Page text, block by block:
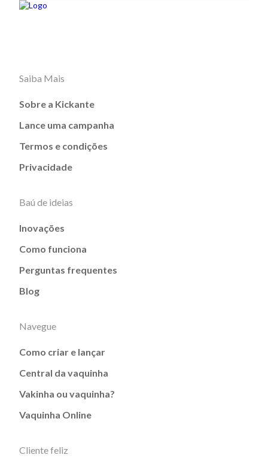
Saiba Mais
Sobre a Kickante
Lance uma campanha
Termos e condições
Privacidade
Baú de ideias
Inovações
Como funciona
Perguntas frequentes
Blog
Navegue
Como criar e lançar
Central da vaquinha
Vakinha ou vaquinha?
Vaquinha Online
Cliente feliz